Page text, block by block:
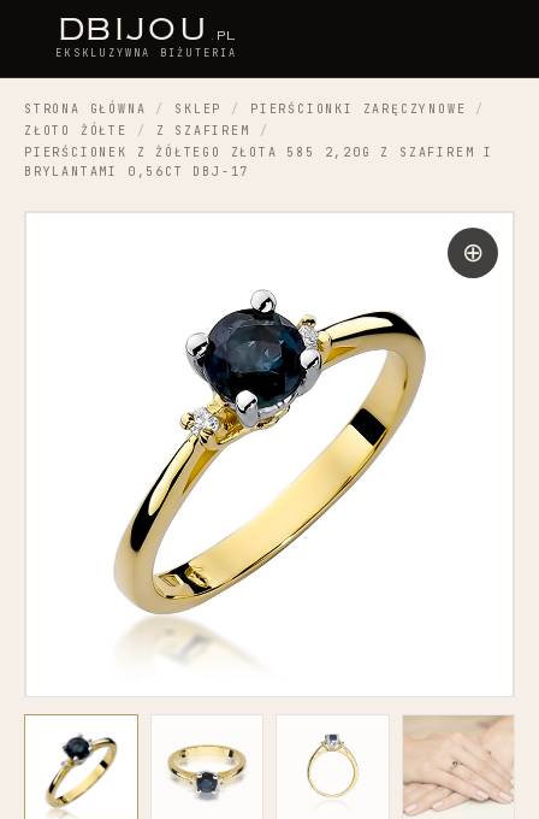
DBIJOU .PL
EKSKLUZYWNA BIŻUTERIA
STRONA GŁÓWNA / SKLEP / PIERŚCIONKI ZARĘCZYNOWE
/
ZŁOTO ŻÓŁTE
/ Z SZAFIREM
/
PIERŚCIONEK Z ŻÓŁTEGO ZŁOTA 585 2,20G Z SZAFIREM I
BRYLANTAMI 0,56CT DBJ-17